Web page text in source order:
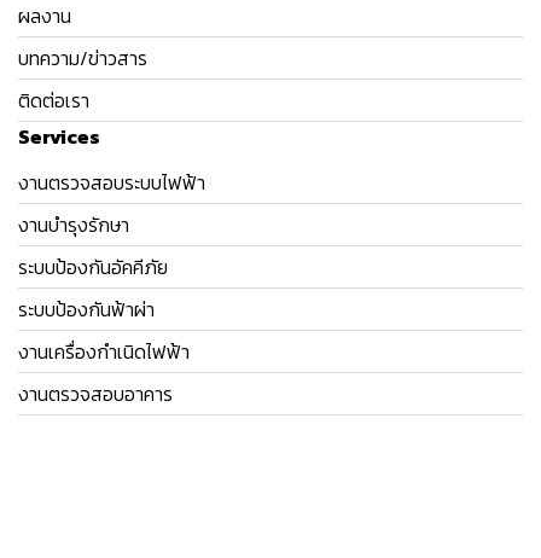
ผลงาน
บทความ/ข่าวสาร
ติดต่อเรา
Services
งานตรวจสอบระบบไฟฟ้า
งานบำรุงรักษา
ระบบป้องกันอัคคีภัย
ระบบป้องกันฟ้าผ่า
งานเครื่องกำเนิดไฟฟ้า
งานตรวจสอบอาคาร